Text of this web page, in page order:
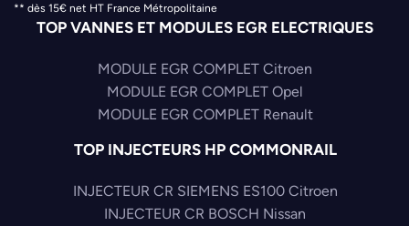
** dès 15€ net HT France Métropolitaine
TOP VANNES ET MODULES EGR ELECTRIQUES
MODULE EGR COMPLET Citroen
MODULE EGR COMPLET Opel
MODULE EGR COMPLET Renault
TOP INJECTEURS HP COMMONRAIL
INJECTEUR CR SIEMENS ES100 Citroen
INJECTEUR CR BOSCH Nissan